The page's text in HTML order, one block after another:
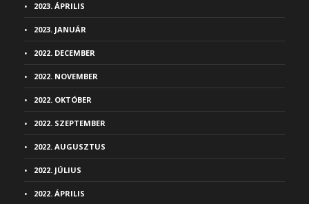
2023. ÁPRILIS
2023. JANUÁR
2022. DECEMBER
2022. NOVEMBER
2022. OKTÓBER
2022. SZEPTEMBER
2022. AUGUSZTUS
2022. JÚLIUS
2022. ÁPRILIS